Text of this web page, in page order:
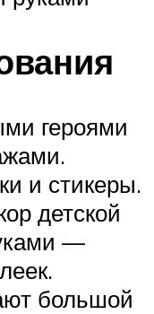
героями
и стикеры.
детской
—
большой